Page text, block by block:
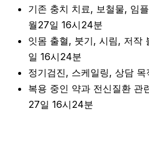
기존 충치 치료, 보철물, 임
월27일 16시24분
잇몸 출혈, 붓기, 시림, 저작
일 16시24분
정기검진, 스케일링, 상담 목
복용 중인 약과 전신질환 관
27일 16시24분